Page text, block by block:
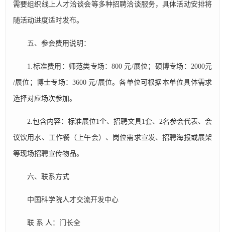
需要组织线上人才洽谈会等多种招聘洽谈服务，具体活动安排将
随活动进度适时发布。
五、参会费用说明：
1.标准费用：师范类专场：800 元/展位；硕博专场：2000元
/展位；博士专场：3600 元/展位。各单位可根据本单位具体需求
选择对应场次参加。
2.包含内容：标准展位1个、招聘文具1套、2名参会代表、会
议饮用水、工作餐（上午会）、岗位需求宣发、招聘海报或展架
等现场招聘宣传物品。
六、联系方式
中国科学院人才交流开发中心
联 系 人：门长全